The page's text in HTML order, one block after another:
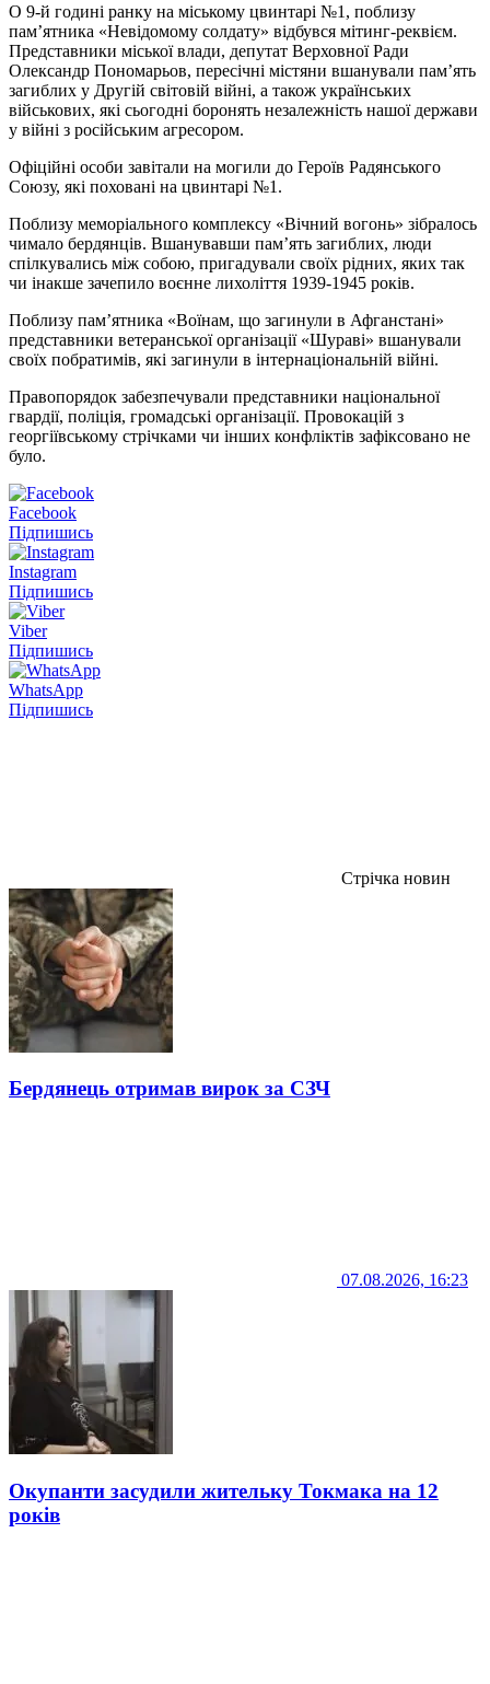
О 9-й годині ранку на міському цвинтарі №1, поблизу
пам’ятника «Невідомому солдату» відбувся мітинг-реквієм.
Представники міської влади, депутат Верховної Ради
Олександр Пономарьов, пересічні містяни вшанували пам’ять
загиблих у Другій світовій війні, а також українських
військових, які сьогодні боронять незалежність нашої держави
у війні з російським агресором.
Офіційні особи завітали на могили до Героїв Радянського
Союзу, які поховані на цвинтарі №1.
Поблизу меморіального комплексу «Вічний вогонь» зібралось
чимало бердянців. Вшанувавши пам’ять загиблих, люди
спілкувались між собою, пригадували своїх рідних, яких так
чи інакше зачепило воєнне лихоліття 1939-1945 років.
Поблизу пам’ятника «Воїнам, що загинули в Афганстані»
представники ветеранської організації «Шураві» вшанували
своїх побратимів, які загинули в інтернаціональній війні.
Правопорядок забезпечували представники національної
гвардії, поліція, громадські організації. Провокацій з
георгіївському стрічками чи інших конфліктів зафіксовано не
було.
Facebook
Підпишись
Instagram
Підпишись
Viber
Підпишись
WhatsApp
Підпишись
Стрічка новин
Бердянець отримав вирок за СЗЧ
07.08.2026, 16:23
Окупанти засудили жительку Токмака на 12
років